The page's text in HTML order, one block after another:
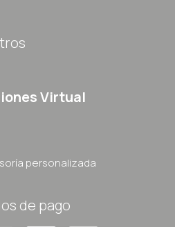
Virtual
personalizada
de pago